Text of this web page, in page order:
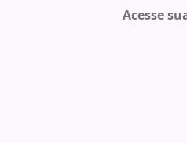
Acesse